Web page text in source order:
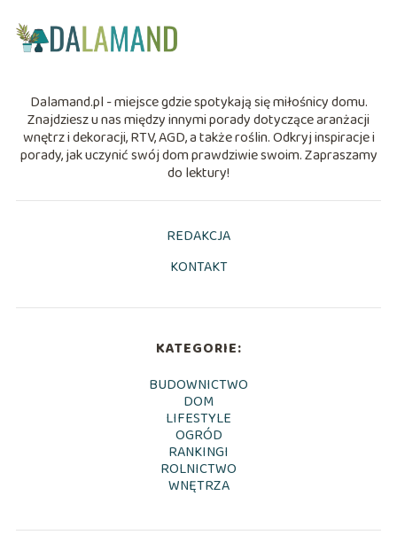
Dalamand.pl - miejsce gdzie spotykają się miłośnicy domu.
Znajdziesz u nas między innymi porady dotyczące aranżacji
wnętrz i dekoracji, RTV, AGD, a także roślin. Odkryj inspiracje i
porady, jak uczynić swój dom prawdziwie swoim. Zapraszamy
do lektury!
REDAKCJA
KONTAKT
KATEGORIE:
BUDOWNICTWO
DOM
LIFESTYLE
OGRÓD
RANKINGI
ROLNICTWO
WNĘTRZA